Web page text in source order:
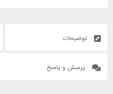
توضیحات
پرسش و پاسخ